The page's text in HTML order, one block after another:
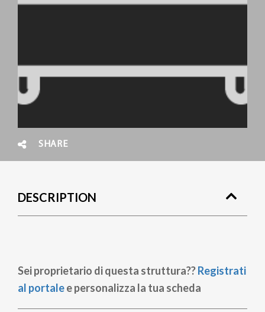
SHARE
DESCRIPTION
Sei proprietario di questa struttura??Registrati
al portalee personalizza la tua scheda